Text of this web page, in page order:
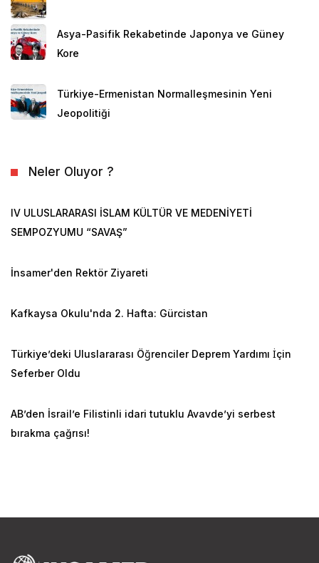
Asya-Pasifik Rekabetinde Japonya ve Güney
Kore
Türkiye-Ermenistan Normalleşmesinin Yeni
Jeopolitiği
Neler Oluyor ?
IV ULUSLARARASI İSLAM KÜLTÜR VE MEDENİYETİ
SEMPOZYUMU “SAVAŞ”
İnsamer'den Rektör Ziyareti
Kafkaysa Okulu'nda 2. Hafta: Gürcistan
Türkiye’deki Uluslararası Öğrenciler Deprem Yardımı İçin
Seferber Oldu
AB’den İsrail’e Filistinli idari tutuklu Avavde’yi serbest
bırakma çağrısı!